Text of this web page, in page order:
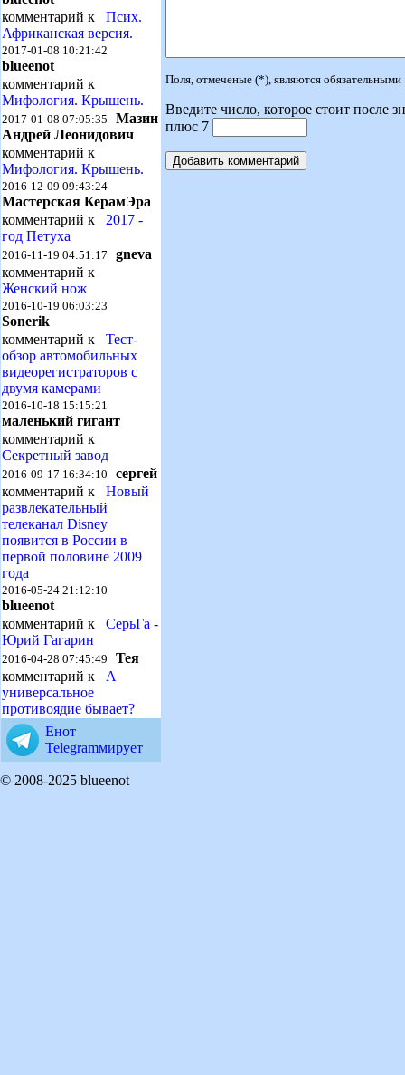
комментарий к Псих.
Африканская версия.
2017-01-08 10:21:42
blueenot
комментарий к
Мифология. Крышень.
2017-01-08 07:05:35 Мазин
Андрей Леонидович
комментарий к
Мифология. Крышень.
2016-12-09 09:43:24
Мастерская КерамЭра
комментарий к 2017 -
год Петуха
2016-11-19 04:51:17 gneva
комментарий к
Женский нож
2016-10-19 06:03:23
Sonerik
комментарий к Тест-
обзор автомобильных
видеорегистраторов с
двумя камерами
2016-10-18 15:15:21
маленький гигант
комментарий к
Секретный завод
2016-09-17 16:34:10 сергей
комментарий к Новый
развлекательный
телеканал Disney
появится в России в
первой половине 2009
года
2016-05-24 21:12:10
blueenot
комментарий к СерьГа -
Юрий Гагарин
2016-04-28 07:45:49 Тея
комментарий к А
универсальное
противоядие бывает?
Енот
Telegramмирует
Поля, отмеченые (*), являются обязательными
Введите число, которое стоит после
плюс 7
© 2008-2025 blueenot